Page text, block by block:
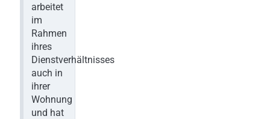
arbeitet
im
Rahmen
ihres
Dienstverhältnisses
auch in
ihrer
Wohnung
und hat